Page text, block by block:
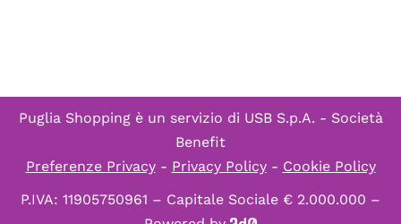
Puglia Shopping è un servizio di USB S.p.A. - Società
Benefit
Preferenze Privacy- Privacy Policy- Cookie Policy
P.IVA: 11905750961 – Capitale Sociale € 2.000.000 –